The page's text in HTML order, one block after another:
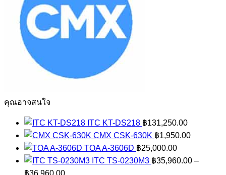
คุณอาจสนใจ
ITC KT-DS218 ฿131,250.00
CMX CSK-630K ฿1,950.00
TOA A-3606D ฿25,000.00
ITC TS-0230M3 ฿35,960.00 –
฿36,960.00Price